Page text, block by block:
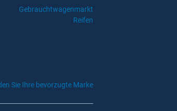
Gebrauchtwagenmarkt
Reifen
Sie Ihre bevorzugte Marke